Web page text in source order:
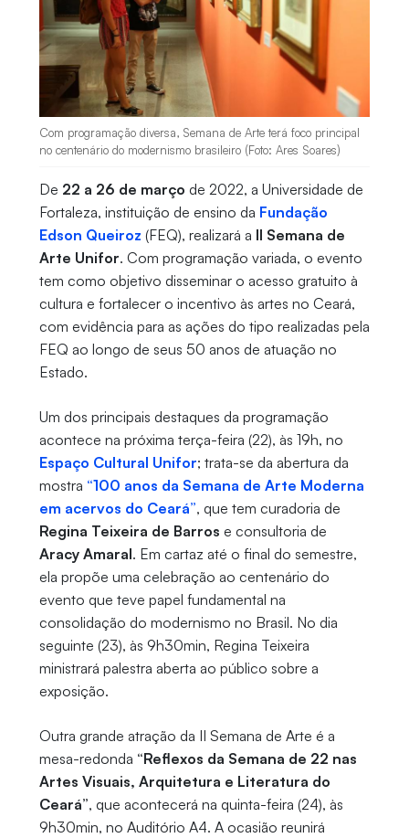
Com programação diversa, Semana de Arte terá foco principal
no centenário do modernismo brasileiro (Foto: Ares Soares)
De 22 a 26 de março de 2022, a Universidade de
Fortaleza, instituição de ensino da Fundação
Edson Queiroz (FEQ), realizará a II Semana de
Arte Unifor. Com programação variada, o evento
tem como objetivo disseminar o acesso gratuito à
cultura e fortalecer o incentivo às artes no Ceará,
com evidência para as ações do tipo realizadas pela
FEQ ao longo de seus 50 anos de atuação no
Estado.
Um dos principais destaques da programação
acontece na próxima terça-feira (22), às 19h, no
Espaço Cultural Unifor; trata-se da abertura da
mostra “100 anos da Semana de Arte Moderna
em acervos do Ceará”, que tem curadoria de
Regina Teixeira de Barros e consultoria de
Aracy Amaral. Em cartaz até o final do semestre,
ela propõe uma celebração ao centenário do
evento que teve papel fundamental na
consolidação do modernismo no Brasil. No dia
seguinte (23), às 9h30min, Regina Teixeira
ministrará palestra aberta ao público sobre a
exposição.
Outra grande atração da II Semana de Arte é a
mesa-redonda “Reflexos da Semana de 22 nas
Artes Visuais, Arquitetura e Literatura do
Ceará”, que acontecerá na quinta-feira (24), às
9h30min, no Auditório A4. A ocasião reunirá